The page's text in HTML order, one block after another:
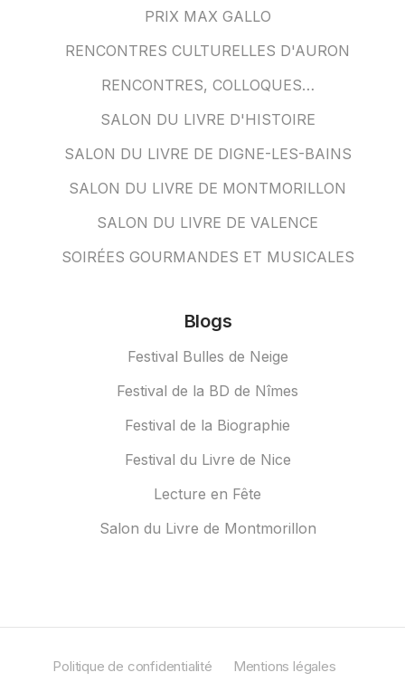
PRIX MAX GALLO
RENCONTRES CULTURELLES D'AURON
RENCONTRES, COLLOQUES…
SALON DU LIVRE D'HISTOIRE
SALON DU LIVRE DE DIGNE-LES-BAINS
SALON DU LIVRE DE MONTMORILLON
SALON DU LIVRE DE VALENCE
SOIRÉES GOURMANDES ET MUSICALES
Blogs
Festival Bulles de Neige
Festival de la BD de Nîmes
Festival de la Biographie
Festival du Livre de Nice
Lecture en Fête
Salon du Livre de Montmorillon
Politique de confidentialité Mentions légales